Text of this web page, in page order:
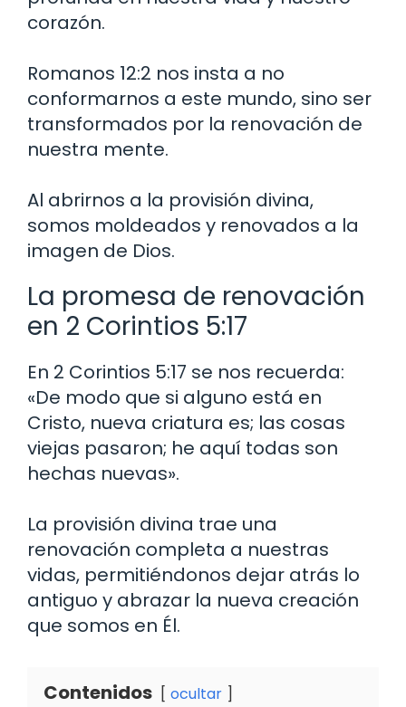
corazón.
Romanos 12:2 nos insta a no
conformarnos a este mundo, sino ser
transformados por la renovación de
nuestra mente.
Al abrirnos a la provisión divina,
somos moldeados y renovados a la
imagen de Dios.
La promesa de renovación
en 2 Corintios 5:17
En 2 Corintios 5:17 se nos recuerda:
«De modo que si alguno está en
Cristo, nueva criatura es; las cosas
viejas pasaron; he aquí todas son
hechas nuevas».
La provisión divina trae una
renovación completa a nuestras
vidas, permitiéndonos dejar atrás lo
antiguo y abrazar la nueva creación
que somos en Él.
Contenidos ocultar